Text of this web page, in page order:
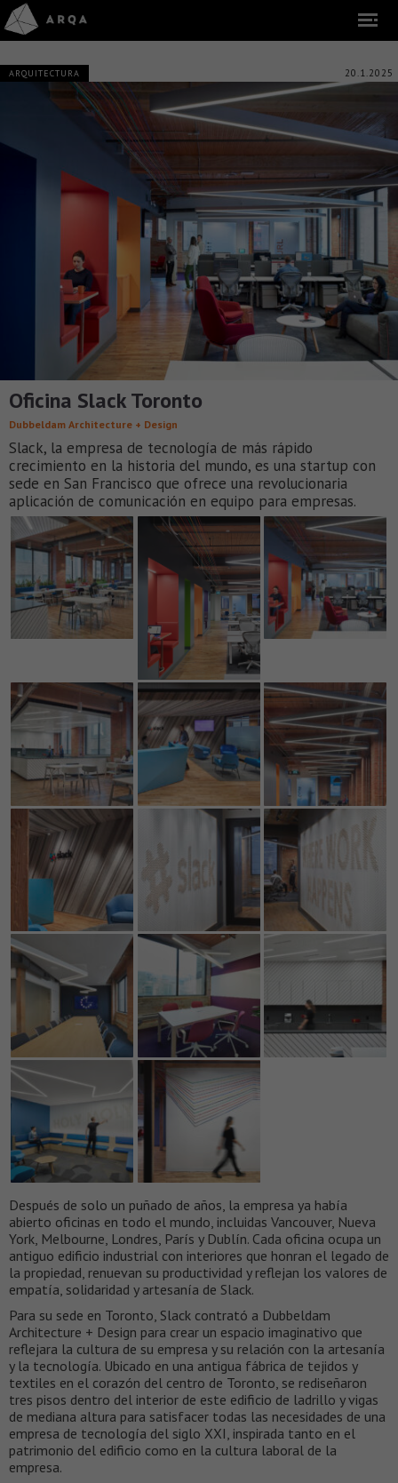
ARQUITECTURA 20.1.2025
Oficina Slack Toronto
Dubbeldam Architecture + Design
Slack, la empresa de tecnología de más rápido
crecimiento en la historia del mundo, es una startup con
sede en San Francisco que ofrece una revolucionaria
aplicación de comunicación en equipo para empresas.
Después de solo un puñado de años, la empresa ya había
abierto oficinas en todo el mundo, incluidas Vancouver, Nueva
York, Melbourne, Londres, París y Dublín. Cada oficina ocupa un
antiguo edificio industrial con interiores que honran el legado de
la propiedad, renuevan su productividad y reflejan los valores de
empatía, solidaridad y artesanía de Slack.
Para su sede en Toronto, Slack contrató a Dubbeldam
Architecture + Design para crear un espacio imaginativo que
reflejara la cultura de su empresa y su relación con la artesanía
y la tecnología. Ubicado en una antigua fábrica de tejidos y
textiles en el corazón del centro de Toronto, se rediseñaron
tres pisos dentro del interior de este edificio de ladrillo y vigas
de mediana altura para satisfacer todas las necesidades de una
empresa de tecnología del siglo XXI, inspirada tanto en el
patrimonio del edificio como en la cultura laboral de la
empresa.